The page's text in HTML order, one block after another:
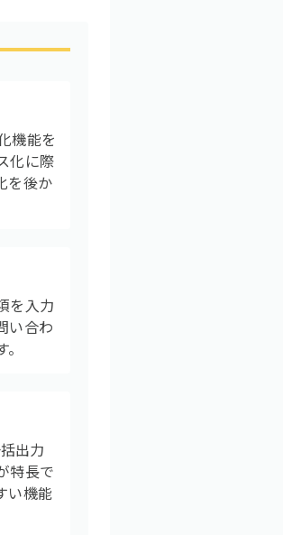
機能を
化に際
を後か
を入力
い合わ
出力
特長で
い機能